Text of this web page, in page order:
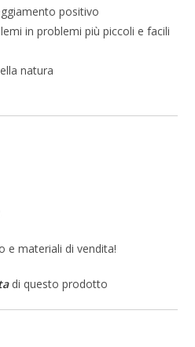
positivo
in problemi più piccoli e facili
natura
e materiali di vendita!
di questo prodotto